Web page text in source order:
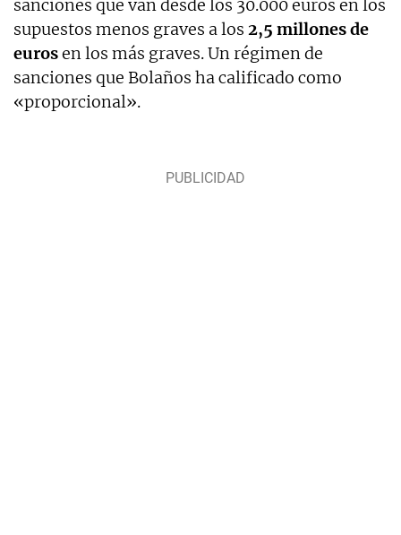
sanciones que van desde los 30.000 euros en los
supuestos menos graves a los 2,5 millones de
eurosen los más graves. Un régimen de
sanciones que Bolaños ha calificado como
«proporcional».